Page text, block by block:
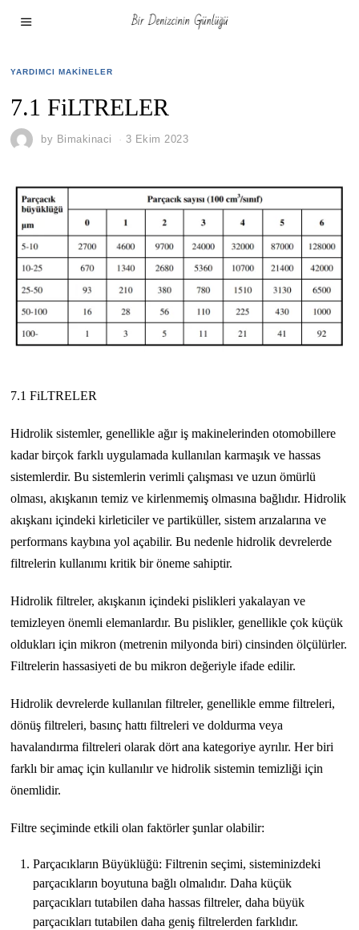
YARDIMCI MAKINELER
7.1 FiLTRELER
by Bimakinaci 3 Ekim 2023
7.1 FiLTRELER
Hidrolik sistemler, genellikle ağır iş makinelerinden otomobillere
kadar birçok farklı uygulamada kullanılan karmaşık ve hassas
sistemlerdir. Bu sistemlerin verimli çalışması ve uzun ömürlü
olması, akışkanın temiz ve kirlenmemiş olmasına bağlıdır. Hidrolik
akışkanı içindeki kirleticiler ve partiküller, sistem arızalarına ve
performans kaybına yol açabilir. Bu nedenle hidrolik devrelerde
filtrelerin kullanımı kritik bir öneme sahiptir.
Hidrolik filtreler, akışkanın içindeki pislikleri yakalayan ve
temizleyen önemli elemanlardır. Bu pislikler, genellikle çok küçük
oldukları için mikron (metrenin milyonda biri) cinsinden ölçülürler.
Filtrelerin hassasiyeti de bu mikron değeriyle ifade edilir.
Hidrolik devrelerde kullanılan filtreler, genellikle emme filtreleri,
dönüş filtreleri, basınç hattı filtreleri ve doldurma veya
havalandırma filtreleri olarak dört ana kategoriye ayrılır. Her biri
farklı bir amaç için kullanılır ve hidrolik sistemin temizliği için
önemlidir.
Filtre seçiminde etkili olan faktörler şunlar olabilir:
Parçacıkların Büyüklüğü: Filtrenin seçimi, sisteminizdeki
parçacıkların boyutuna bağlı olmalıdır. Daha küçük
parçacıkları tutabilen daha hassas filtreler, daha büyük
parçacıkları tutabilen daha geniş filtrelerden farklıdır.